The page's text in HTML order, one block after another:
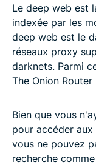
Le deep web est
indexée par les
deep web est le
réseaux proxy
darknets. Parmi
The Onion
Bien que vous
pour accéder
vous ne pouvez
recherche